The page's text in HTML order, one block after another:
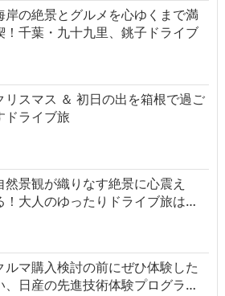
岸の絶景とグルメを心ゆくまで満
！千葉・九十九里、銚子ドライブ
リスマス ＆ 初日の出を箱根で過ご
ドライブ旅
然景観が織りなす絶景に心震え
！大人のゆったりドライブ旅は…
ルマ購入検討の前にぜひ体験した
、日産の先進技術体験プログラ…